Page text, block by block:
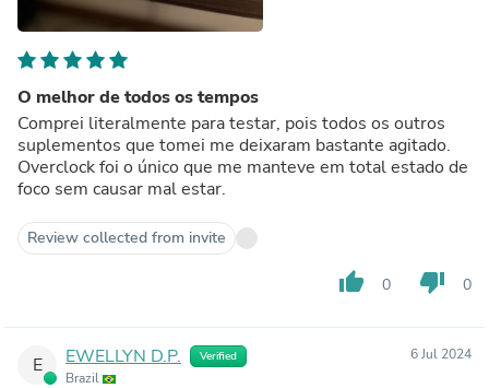
O melhor de todos os tempos
Comprei literalmente para testar, pois todos os outros
suplementos que tomei me deixaram bastante agitado.
Overclock foi o único que me manteve em total estado de
foco sem causar mal estar.
Review collected from invite
thumb_up 0 thumb_down 0
E EWELLYN D.P. Verified
Brazil
6 Jul 2024